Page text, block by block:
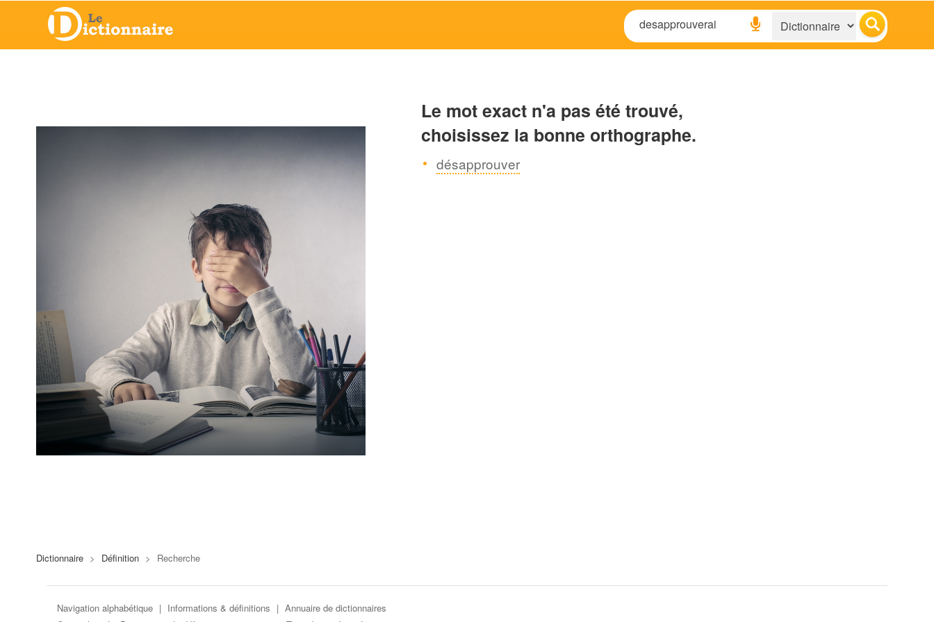
Le mot exact n'a pas été trouvé,
choisissez la bonne orthographe.
désapprouver
Dictionnaire > Définition > Recherche
Navigation alphabétique | Informations & définitions | Annuaire de dictionnaires